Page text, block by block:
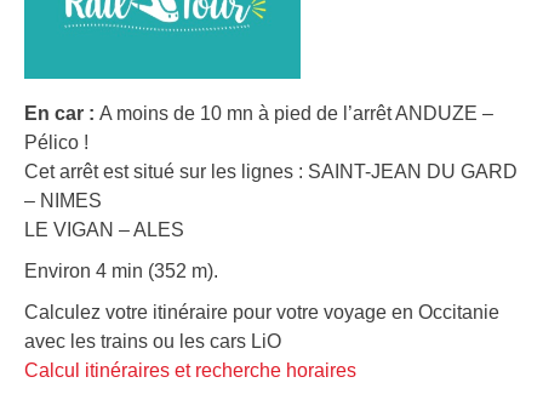
En car : A moins de 10 mn à pied de l’arrêt ANDUZE –
Pélico !
Cet arrêt est situé sur les lignes : SAINT-JEAN DU GARD
– NIMES
LE VIGAN – ALES
Environ 4 min (352 m).
Calculez votre itinéraire pour votre voyage en Occitanie
avec les trains ou les cars LiO
Calcul itinéraires et recherche horaires